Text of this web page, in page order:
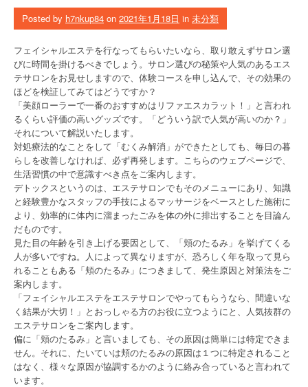
Posted by h7nkup84 on 2021年1月18日 in 未分類
フェイシャルエステを行なってもらいたいなら、取り敢えずサロン選
びに時間を掛けるべきでしょう。サロン選びの秘策や人気のあるエス
テサロンをお見せしますので、体験コースを申し込んで、その効果の
ほどを検証してみてはどうですか？
「美顔ローラーで一番のおすすめはリファエスカラット！」と言われ
るくらい評価の高いグッズです。「どういう訳で人気が高いのか？」
それについて解説いたします。
対処療法的なことをして「むくみ解消」ができたとしても、毎日の暮
らしを改善しなければ、必ず再発します。こちらのウェブページで、
生活習慣の中で意識すべき点をご案内します。
デトックスというのは、エステサロンでもそのメニューにあり、知識
と経験豊かなスタッフの手技によるマッサージをベースとした施術に
より、効率的に体内に溜まったごみを体の外に排出することを目論ん
だものです。
見た目の年齢を引き上げる要因として、「頬のたるみ」を挙げてくる
人が多いですね。人によって異なりますが、恐ろしく年を取って見ら
れることもある「頬のたるみ」につきまして、発生原因と対策法をご
案内します。
「フェイシャルエステをエステサロンでやってもらうなら、間違いな
く結果が大切！」とおっしゃる方のお役に立つようにと、人気抜群の
エステサロンをご案内します。
偏に「頬のたるみ」と言いましても、その原因は簡単には特定できま
せん。それに、たいていは頬のたるみの原因は１つに特定されること
はなく、様々な原因が協調するかのように絡み合っていると言われて
います。